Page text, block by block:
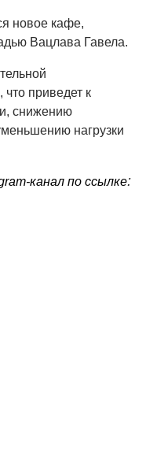
новое кафе,
Вацлава Гавела.
что приведет к
снижению
нагрузки
канал по ссылке: